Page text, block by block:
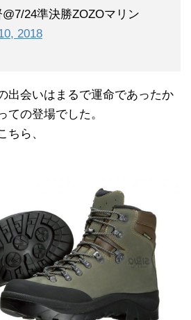
24準決勝ZOZOマリン
2018
出会いはまるで運命であったか
ての登場でした。
ちら、